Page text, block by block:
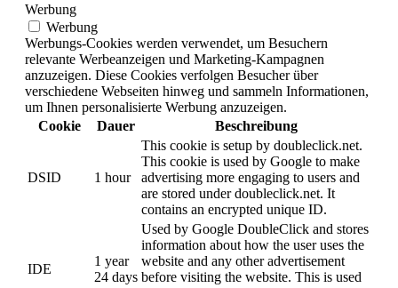
Werbung
Werbung
Werbungs-Cookies werden verwendet, um Besuchern
relevante Werbeanzeigen und Marketing-Kampagnen
anzuzeigen. Diese Cookies verfolgen Besucher über
verschiedene Webseiten hinweg und sammeln Informationen,
um Ihnen personalisierte Werbung anzuzeigen.
Cookie
Dauer Beschreibung
DSID 1 hour
This cookie is setup by doubleclick.net.
This cookie is used by Google to make
advertising more engaging to users and
are stored under doubleclick.net. It
contains an encrypted unique ID.
IDE
1 year
24 days
Used by Google DoubleClick and stores
information about how the user uses the
website and any other advertisement
before visiting the website. This is used